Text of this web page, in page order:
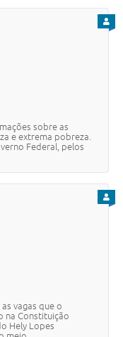
sobre as
e extrema pobreza.
Federal, pelos
vagas que o
na Constituição
Hely Lopes